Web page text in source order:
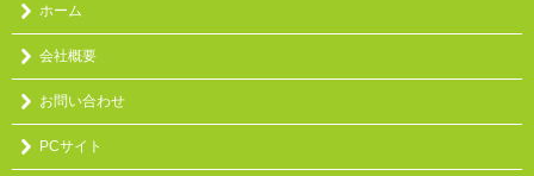
ホーム
会社概要
お問い合わせ
PCサイト